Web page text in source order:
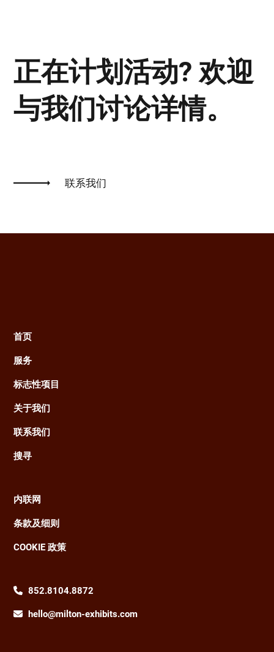
正在计划活动? 欢迎
与我们讨论详情。
联系我们
Main
navigation
首页
服务
标志性项目
关于我们
联系我们
搜寻
Footer
内联网
条款及细则
COOKIE 政策
852.8104.8872
hello@milton-exhibits.com